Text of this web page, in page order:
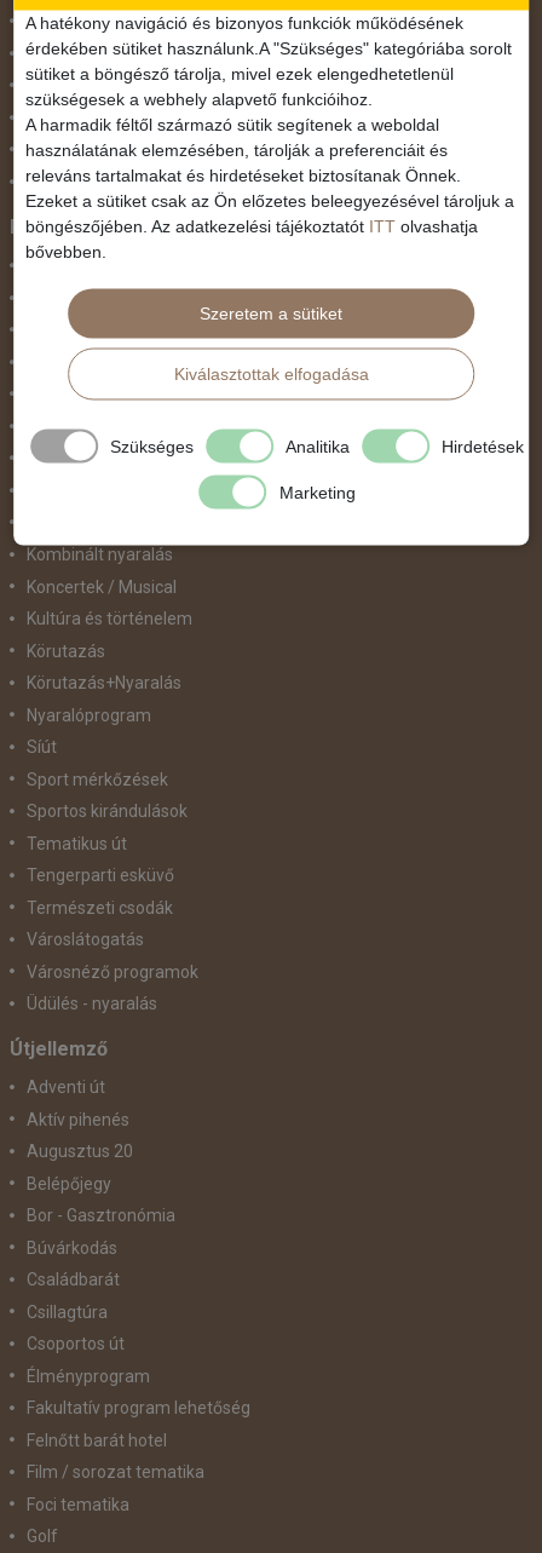
November 1.
Október 23.
Pünkösdi utazás
Szilveszter
Tavaszi szünet
Valentin nap
Programtípus
Belépőjegy
Egyéni út
Egzotikus út
Fesztiválok
Golfút
Gyalogtúra
Kombinált nyaralás
Koncertek / Musical
Kultúra és történelem
Körutazás
Körutazás+Nyaralás
Nyaralóprogram
Síút
Sport mérkőzések
Sportos kirándulások
Tematikus út
Tengerparti esküvő
Természeti csodák
Városlátogatás
Városnéző programok
Üdülés - nyaralás
Útjellemző
Adventi út
Aktív pihenés
Augusztus 20
Belépőjegy
Bor - Gasztronómia
Búvárkodás
Családbarát
Csillagtúra
Csoportos út
Élményprogram
Fakultatív program lehetőség
Felnőtt barát hotel
Film / sorozat tematika
Foci tematika
Golf
A hatékony navigáció és bizonyos funkciók működésének
érdekében sütiket használunk.A "Szükséges" kategóriába sorolt
sütiket a böngésző tárolja, mivel ezek elengedhetetlenül
szükségesek a webhely alapvető funkcióihoz.
A harmadik féltől származó sütik segítenek a weboldal
használatának elemzésében, tárolják a preferenciáit és
releváns tartalmakat és hirdetéseket biztosítanak Önnek.
Ezeket a sütiket csak az Ön előzetes beleegyezésével tároljuk a
böngészőjében. Az adatkezelési tájékoztatót ITT olvashatja
bővebben.
Szeretem a sütiket
Kiválasztottak elfogadása
Szükséges Analitika Hirdetések
Marketing